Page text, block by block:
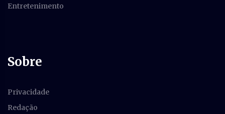
Entretenimento
Sobre
Privacidade
Redação